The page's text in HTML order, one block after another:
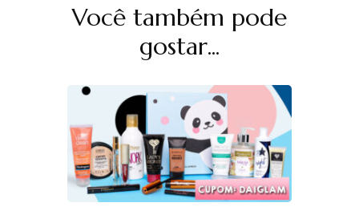
NavegaçãoVocê também pode
gostar...